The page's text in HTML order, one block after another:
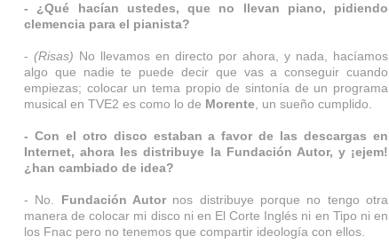
- ¿Qué hacían ustedes, que no llevan piano, pidiendo
clemencia para el pianista?
- (Risas) No llevamos en directo por ahora, y nada, hacíamos
algo que nadie te puede decir que vas a conseguir cuando
empiezas; colocar un tema propio de sintonía de un programa
musical en TVE2 es como lo de Morente , un sueño cumplido.
- Con el otro disco estaban a favor de las descargas en
Internet, ahora les distribuye la Fundación Autor, y ¡ejem!
¿han cambiado de idea?
- No. Fundación Autor nos distribuye porque no tengo otra
manera de colocar mi disco ni en El Corte Inglés ni en Tipo ni en
los Fnac pero no tenemos que compartir ideología con ellos.